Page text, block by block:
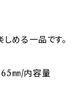
める一品です。
㎜/内容量